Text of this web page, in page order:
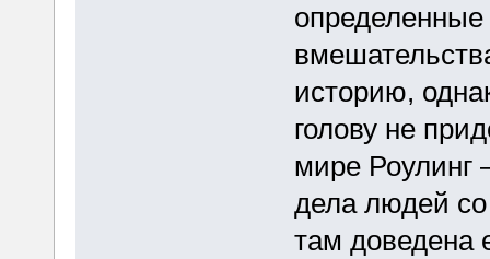
определенные
историю,
голову не
мире Роулинг
дела людей со
там доведена